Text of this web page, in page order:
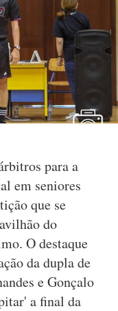
para a
em seniores
que se
do
O destaque
da dupla de
e Gonçalo
a final da